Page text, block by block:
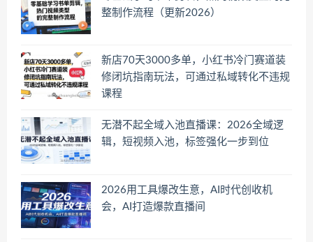
整制作流程（更新2026）
新店70天3000多单，小红书冷门赛道装
修闭坑指南玩法，可通过私域转化不违规
课程
无潜不起全域入池直播课：2026全域逻
辑，短视频入池，标签强化一步到位
2026用工具爆改生意，AI时代创收机
会，AI打造爆款直播间